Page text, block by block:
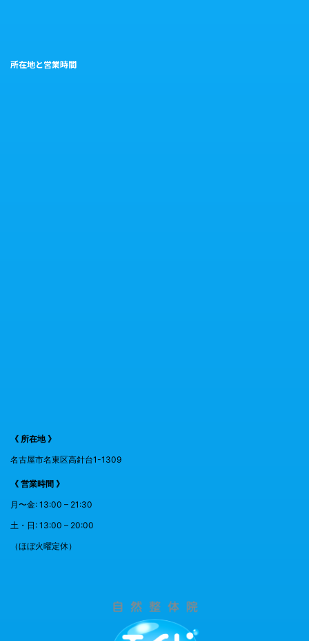
所在地と営業時間
《 所在地 》
名古屋市名東区高針台1-1309
《 営業時間 》
月〜金: 13:00 – 21:30
土・日: 13:00 – 20:00
（ほぼ火曜定休）